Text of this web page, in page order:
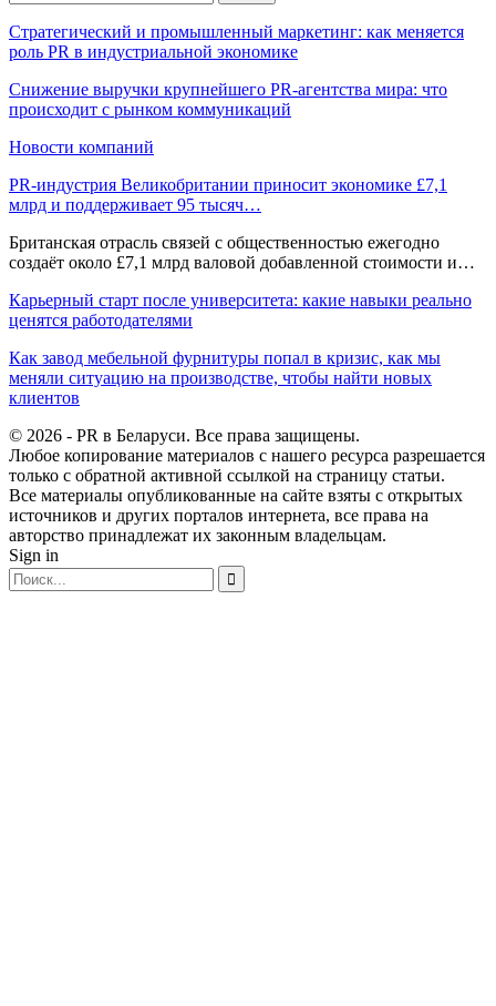
Стратегический и промышленный маркетинг: как меняется
роль PR в индустриальной экономике
Снижение выручки крупнейшего PR-агентства мира: что
происходит с рынком коммуникаций
Новости компаний
PR-индустрия Великобритании приносит экономике £7,1
млрд и поддерживает 95 тысяч…
Британская отрасль связей с общественностью ежегодно
создаёт около £7,1 млрд валовой добавленной стоимости и…
Карьерный старт после университета: какие навыки реально
ценятся работодателями
Как завод мебельной фурнитуры попал в кризис, как мы
меняли ситуацию на производстве, чтобы найти новых
клиентов
© 2026 - PR в Беларуси. Все права защищены.
Любое копирование материалов с нашего ресурса разрешается
только с обратной активной ссылкой на страницу статьи.
Все материалы опубликованные на сайте взяты с открытых
источников и других порталов интернета, все права на
авторство принадлежат их законным владельцам.
Sign in